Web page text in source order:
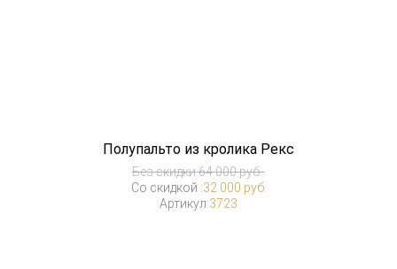
Полупальто из кролика Рекс
Без скидки:64 000 руб.
Со скидкой :32 000 руб.
Артикул:3723